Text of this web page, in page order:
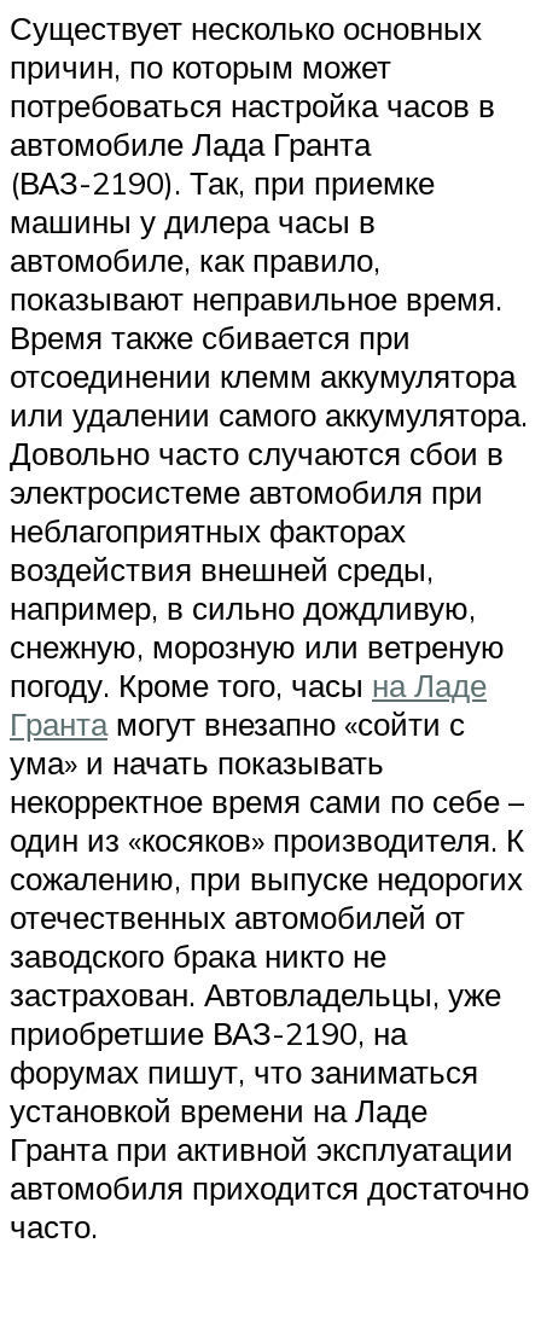
Существует несколько основных
причин, по которым может
потребоваться настройка часов в
автомобиле Лада Гранта
(ВАЗ-2190). Так, при приемке
машины у дилера часы в
автомобиле, как правило,
показывают неправильное время.
Время также сбивается при
отсоединении клемм аккумулятора
или удалении самого аккумулятора.
Довольно часто случаются сбои в
электросистеме автомобиля при
неблагоприятных факторах
воздействия внешней среды,
например, в сильно дождливую,
снежную, морозную или ветреную
погоду. Кроме того, часы на Ладе
Грантамогут внезапно «сойти с
ума» и начать показывать
некорректное время сами по себе –
один из «косяков» производителя. К
сожалению, при выпуске недорогих
отечественных автомобилей от
заводского брака никто не
застрахован. Автовладельцы, уже
приобретшие ВАЗ-2190, на
форумах пишут, что заниматься
установкой времени на Ладе
Гранта при активной эксплуатации
автомобиля приходится достаточно
часто.